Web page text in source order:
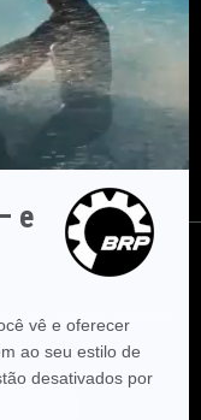
à rede de
segurança
as últimas notícias,